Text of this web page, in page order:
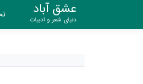
عشق آباد
دنیای شعر و ادبیات